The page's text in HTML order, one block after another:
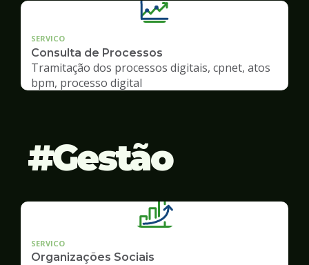
SERVICO
Consulta de Processos
Tramitação dos processos digitais, cpnet, atos
bpm, processo digital
Gestão
SERVICO
Organizações Sociais